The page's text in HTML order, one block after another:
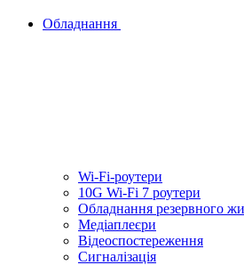
Обладнання
Wi-Fi-роутери
10G Wi-Fi 7 роутери
Обладнання резервного
Медiаплеєри
Відеоспостереження
Сигналізація